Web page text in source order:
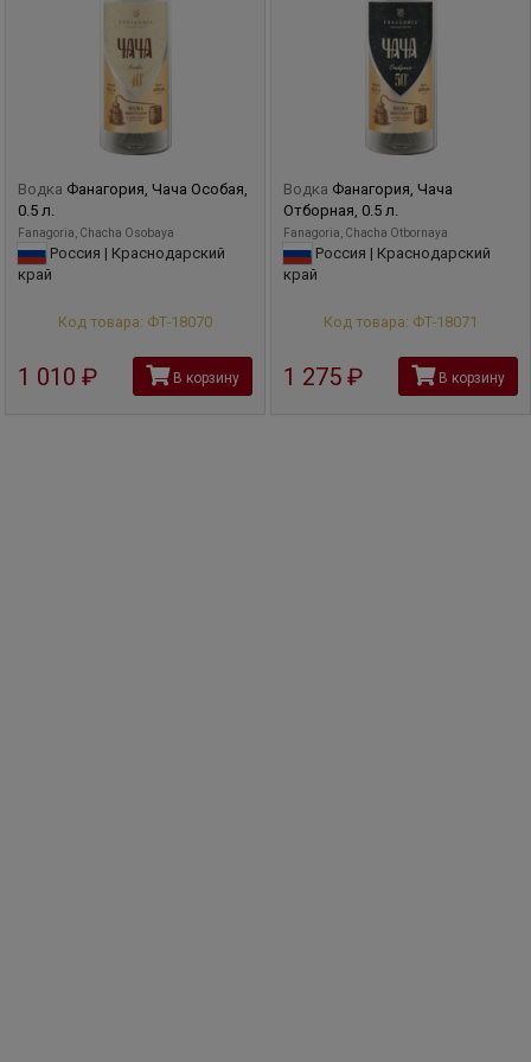
Водка Фанагория, Чача Особая,
0.5 л.
Fanagoria, Chacha Osobaya
Россия | Краснодарский
край
Код товара: ФТ-18070
1 010 руб В корзину
Водка Фанагория, Чача
Отборная, 0.5 л.
Fanagoria, Chacha Otbornaya
Россия | Краснодарский
край
Код товара: ФТ-18071
1 275 руб В корзину